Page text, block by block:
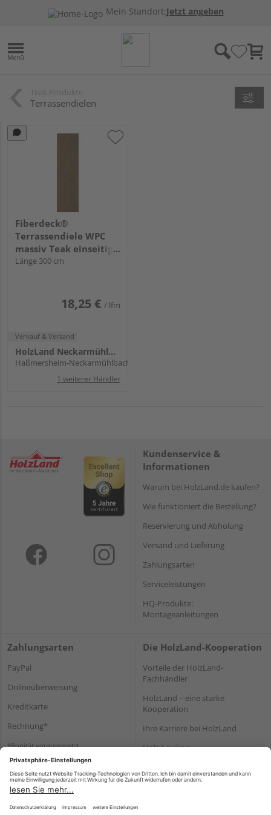
Mein Standort:Jetzt angeben
Terrassendielen
Fiberdeck®
Terrassendiele WPC
massiv Teak einseitig
Holzstruktur, einseitig
Länge 300 cm
18,25 € / lfm
Verkauf & Versand
HolzLand Neckarmühlbach
Haßmersheim-Neckarmühlbach
1 weiterer Händler
Kundenservice &
Informationen
Warum bei HolzLand.de kaufen?
Wie funktioniert die Bestellung?
Reservierung und Abholung
Versand und Lieferung
Zahlungsarten
Serviceleistungen
HQ-Produkte:
Montageanleitungen
Zahlungsarten
PayPal
Onlineüberweisung
Kreditkarte
Rechnung*
*Bonität vorausgesetzt
Die HolzLand-Kooperation
Vorteile der HolzLand-
Fachhändler
HolzLand – eine starke
Kooperation
Ihre Karriere bei HolzLand
Holz-Lexikon